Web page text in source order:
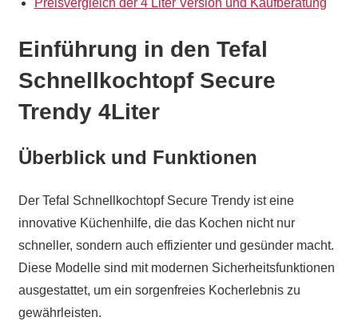
Einführung in den Tefal
Schnellkochtopf Secure
Trendy 4Liter
Überblick und Funktionen
Der Tefal Schnellkochtopf Secure Trendy ist eine
innovative Küchenhilfe, die das Kochen nicht nur
schneller, sondern auch effizienter und gesünder macht.
Diese Modelle sind mit modernen Sicherheitsfunktionen
ausgestattet, um ein sorgenfreies Kocherlebnis zu
gewährleisten.